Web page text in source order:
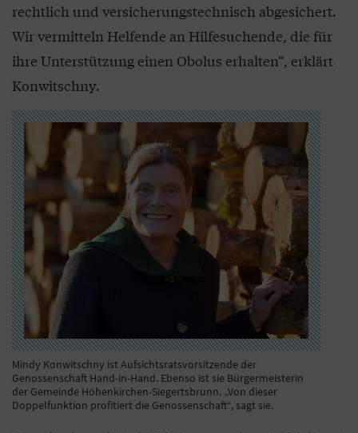
rechtlich und versicherungstechnisch abgesichert.
Wir vermitteln Helfende an Hilfesuchende, die für
ihre Unterstützung einen Obolus erhalten“, erklärt
Konwitschny.
Mindy Konwitschny ist Aufsichtsratsvorsitzende der
Genossenschaft Hand-in-Hand. Ebenso ist sie Bürgermeisterin
der Gemeinde Höhenkirchen-Siegertsbrunn. „Von dieser
Doppelfunktion profitiert die Genossenschaft“, sagt sie.